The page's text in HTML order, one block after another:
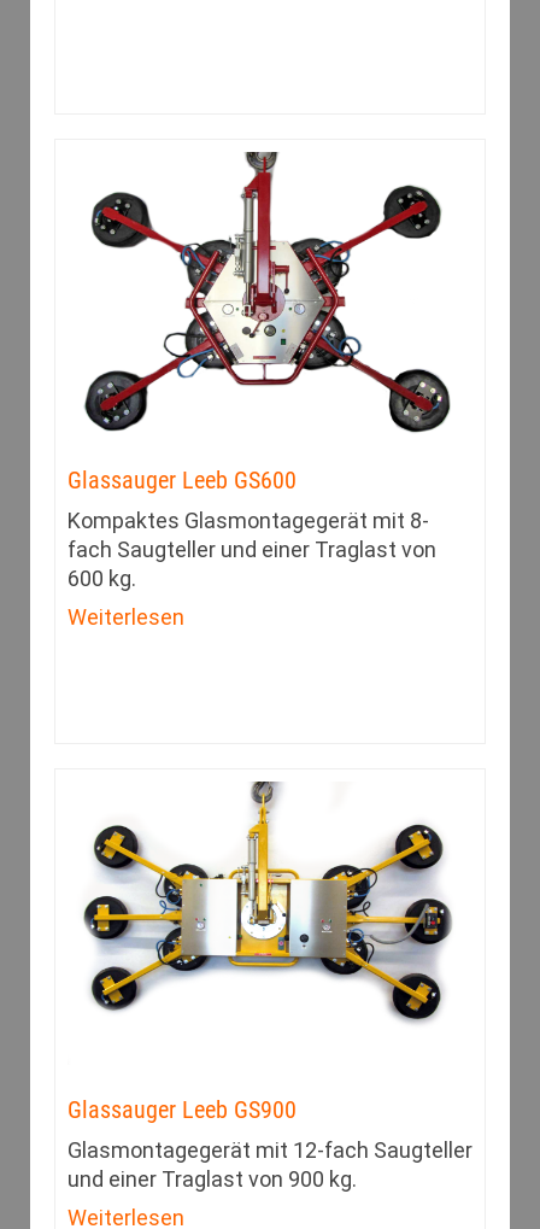
Glassauger Leeb GS600
Kompaktes Glasmontagegerät mit 8-
fach Saugteller und einer Traglast von
600 kg.
Weiterlesen
Glassauger Leeb GS900
Glasmontagegerät mit 12-fach Saugteller
und einer Traglast von 900 kg.
Weiterlesen